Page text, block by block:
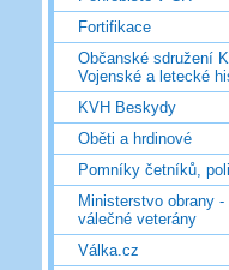
Fortifikace
Občanské sdružení
Vojenské a letecké
KVH Beskydy
Oběti a hrdinové
Pomníky četníků,
Ministerstvo obrany -
válečné veterány
Válka.cz